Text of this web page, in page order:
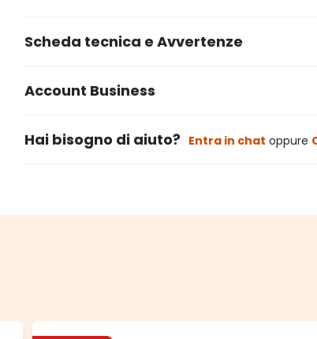
Scheda tecnica e Avvertenze
Account Business
Hai bisogno di aiuto? Entra in chat oppure